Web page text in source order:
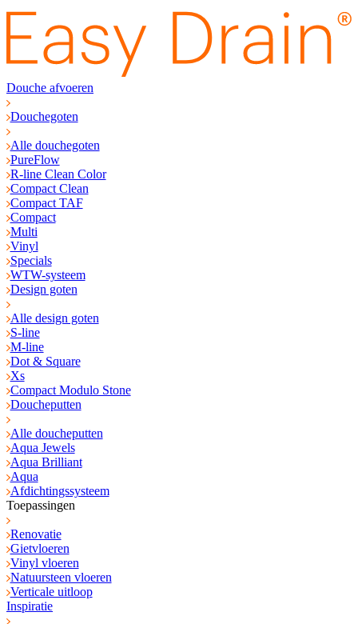
Douche afvoeren
Douchegoten
Alle douchegoten
PureFlow
R-line Clean Color
Compact Clean
Compact TAF
Compact
Multi
Vinyl
Specials
WTW-systeem
Design goten
Alle design goten
S-line
M-line
Dot & Square
Xs
Compact Modulo Stone
Doucheputten
Alle doucheputten
Aqua Jewels
Aqua Brilliant
Aqua
Afdichtingssysteem
Toepassingen
Renovatie
Gietvloeren
Vinyl vloeren
Natuursteen vloeren
Verticale uitloop
Inspiratie